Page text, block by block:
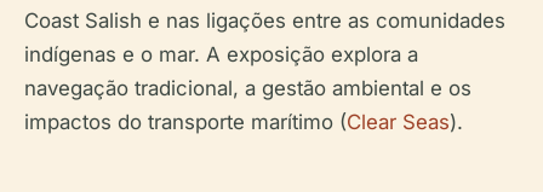
Coast Salish e nas ligações entre as comunidades
indígenas e o mar. A exposição explora a
navegação tradicional, a gestão ambiental e os
impactos do transporte marítimo (Clear Seas).